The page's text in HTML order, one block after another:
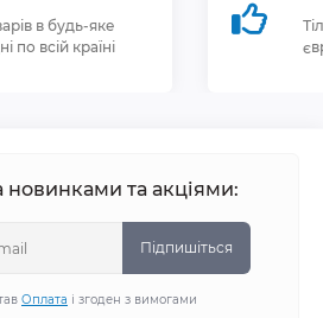
в будь-яке
по всій країні
новинками та акціями:
Підпишіться
Оплата і згоден з вимогами